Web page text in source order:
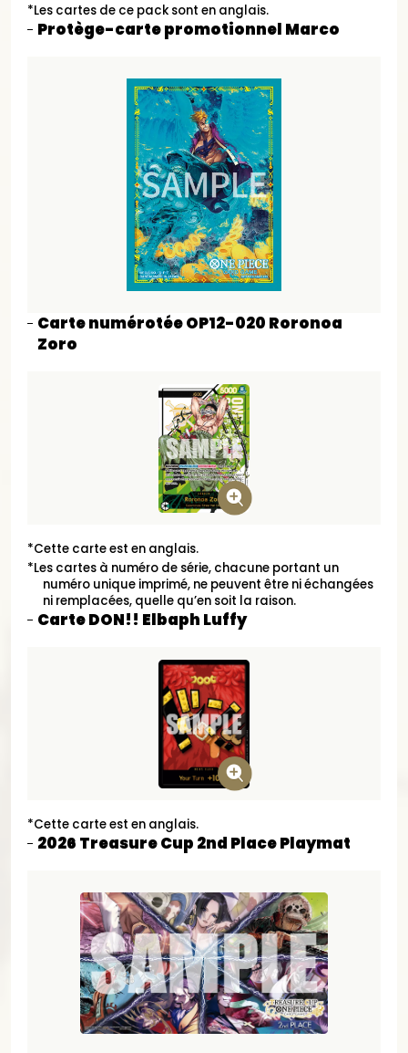
*Les cartes de ce pack sont en anglais.
Protège-carte promotionnel Marco
Carte numérotée OP12-020 Roronoa
Zoro
*Cette carte est en anglais.
*Les cartes à numéro de série, chacune portant un
numéro unique imprimé, ne peuvent être ni échangées
ni remplacées, quelle qu’en soit la raison.
Carte DON!! Elbaph Luffy
*Cette carte est en anglais.
2026 Treasure Cup 2nd Place Playmat